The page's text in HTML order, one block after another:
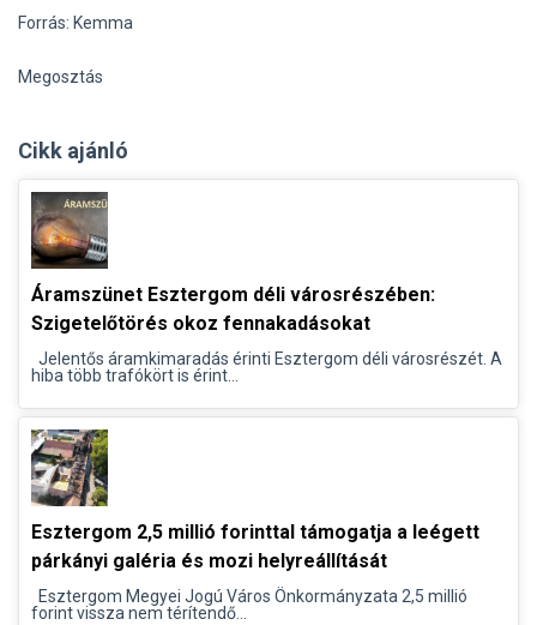
Forrás: Kemma
Megosztás
Cikk ajánló
Áramszünet Esztergom déli városrészében:
Szigetelőtörés okoz fennakadásokat
Jelentős áramkimaradás érinti Esztergom déli városrészét. A
hiba több trafókört is érint...
Esztergom 2,5 millió forinttal támogatja a leégett
párkányi galéria és mozi helyreállítását
Esztergom Megyei Jogú Város Önkormányzata 2,5 millió
forint vissza nem térítendő...